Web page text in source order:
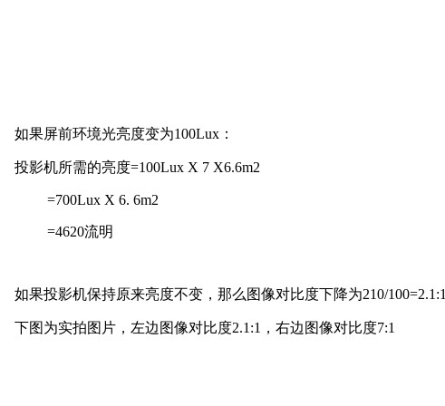
如果屏前环境光亮度变为100Lux：
投影机所需的亮度=100Lux X 7 X6.6m2
=700Lux X 6. 6m2
=4620流明
如果投影机保持原来亮度不变，那么图像对比度下降为210/100=2.1:1
下图为实拍图片，左边图像对比度2.1:1，右边图像对比度7:1